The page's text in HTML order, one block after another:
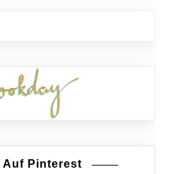
Auf Pinterest